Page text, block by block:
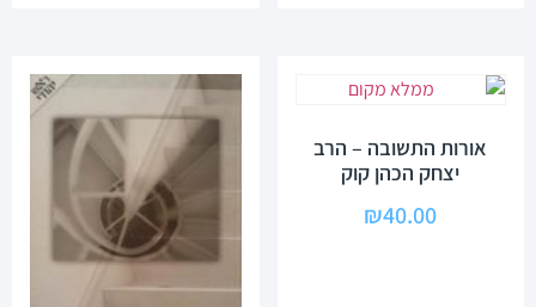
אורות התשובה – הרב
יצחק הכהן קוק
₪40.00